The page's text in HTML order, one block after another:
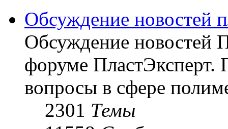
Обсуждение новостей
Обсуждение новостей
форуме
вопросы в сфере
2301 Темы